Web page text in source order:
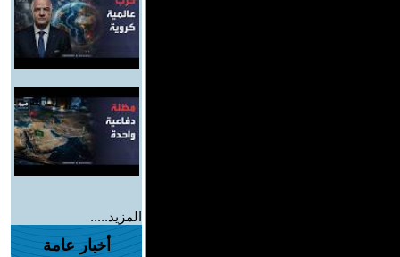
المزيد.....
أخبار عامة